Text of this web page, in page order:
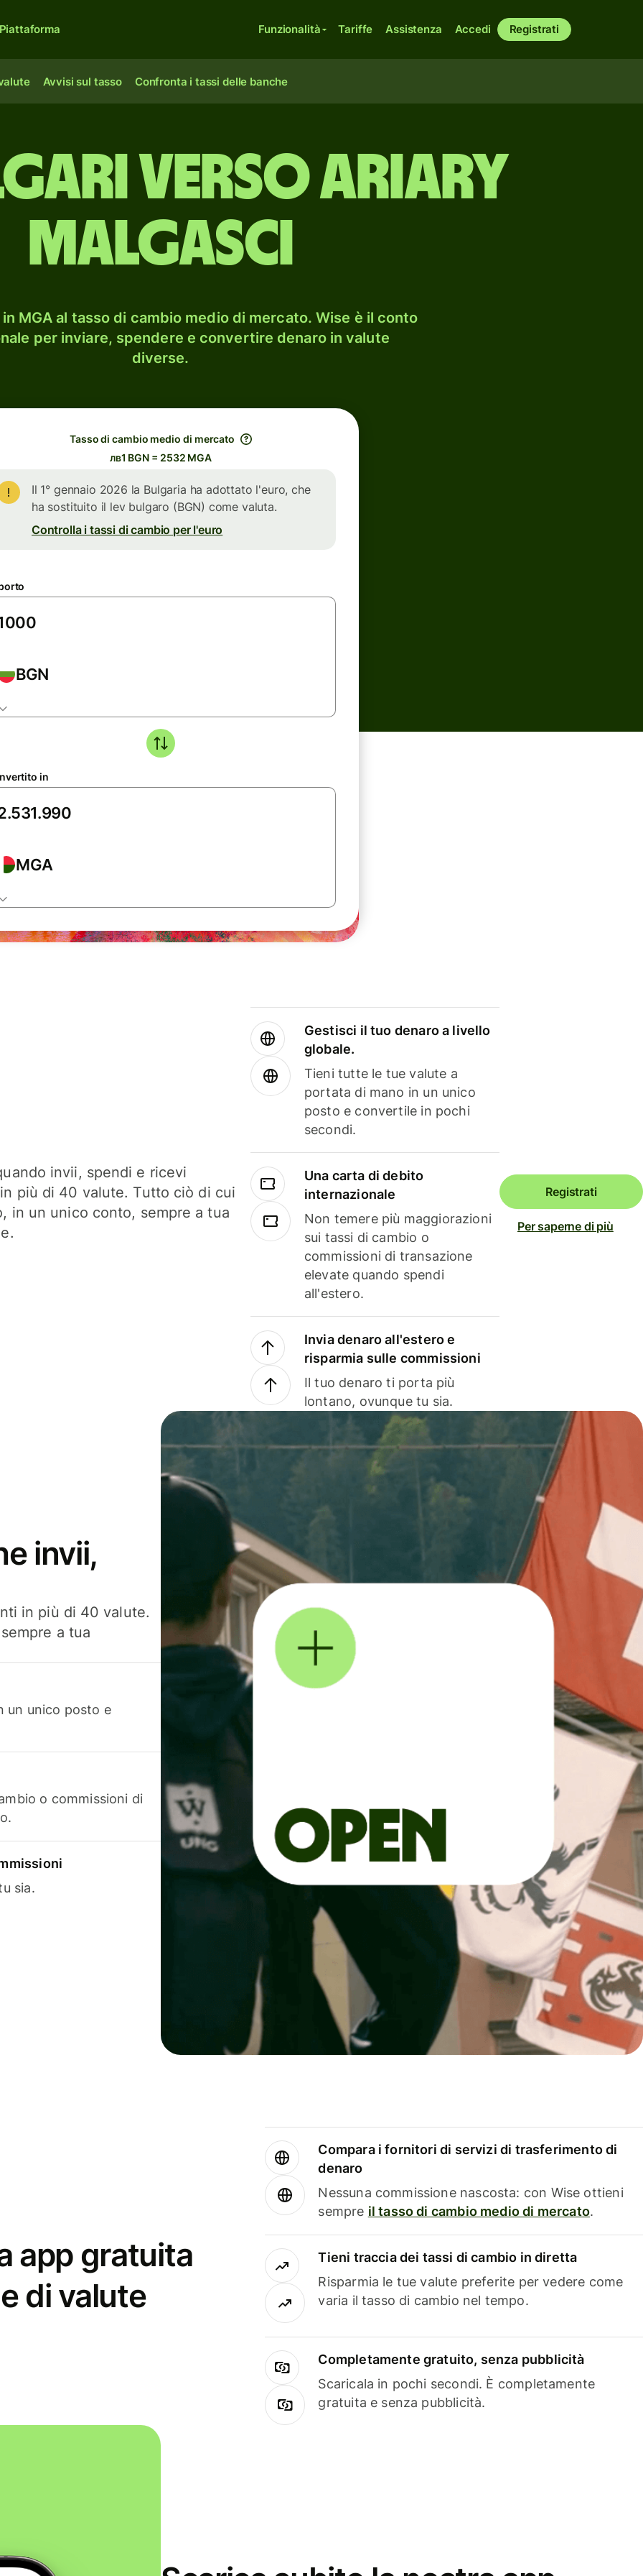
Funzionalità Tariffe Assistenza Accedi Registrati
Avvisi sul tasso Confronta i tassi delle banche
verso ariary
malgasci
MGA al tasso di cambio medio di mercato. Wise è il conto
per inviare, spendere e convertire denaro in valute
diverse.
Tasso di cambio medio di mercato
лв1 BGN = 2532 MGA
Il 1° gennaio 2026 la Bulgaria ha adottato l'euro, che
ha sostituito il lev bulgaro (BGN) come valuta.
Controlla i tassi di cambio per l'euro
BGN
in
MGA
invii, spendi e ricevi
più di 40 valute. Tutto ciò di cui
in un unico conto, sempre a tua
Gestisci il tuo denaro a livello
globale.
Tieni tutte le tue valute a
portata di mano in un unico
posto e convertile in pochi
secondi.
Una carta di debito
internazionale
Non temere più maggiorazioni
sui tassi di cambio o
commissioni di transazione
elevate quando spendi
all'estero.
Invia denaro all'estero e
risparmia sulle commissioni
Il tuo denaro ti porta più
lontano, ovunque tu sia.
Registrati
Per saperne di più
invii,
in più di 40 valute.
a tua
un unico posto e
o commissioni di
sia.
app gratuita
di valute
Compara i fornitori di servizi di trasferimento di
denaro
Nessuna commissione nascosta: con Wise ottieni
sempre il tasso di cambio medio di mercato.
Tieni traccia dei tassi di cambio in diretta
Risparmia le tue valute preferite per vedere come
varia il tasso di cambio nel tempo.
Completamente gratuito, senza pubblicità
Scaricala in pochi secondi. È completamente
gratuita e senza pubblicità.